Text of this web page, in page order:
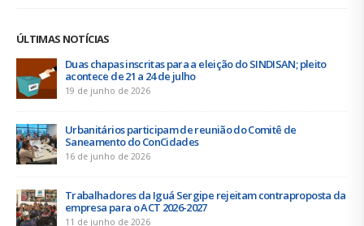
ÚLTIMAS NOTÍCIAS
Duas chapas inscritas para a eleição do SINDISAN; pleito
acontece de 21 a 24 de julho
19 de junho de 2026
Urbanitários participam de reunião do Comitê de
Saneamento do ConCidades
16 de junho de 2026
Trabalhadores da Iguá Sergipe rejeitam contraproposta da
empresa para o ACT 2026-2027
11 de junho de 2026